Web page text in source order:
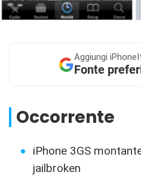
Aggiungi
Fonte
Occorrente
iPhone 3GS
jailbroken